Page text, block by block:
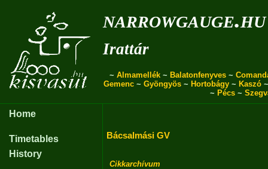
narrowgauge.hu
Irattár
~ Almamellék ~ Balatonfenyves ~
Gemenc ~ Gyöngyös ~ Hortobágy ~ Kaszó
~ Pécs ~
Home
Timetables
History
Bácsalmási GV
Cikkarchívum